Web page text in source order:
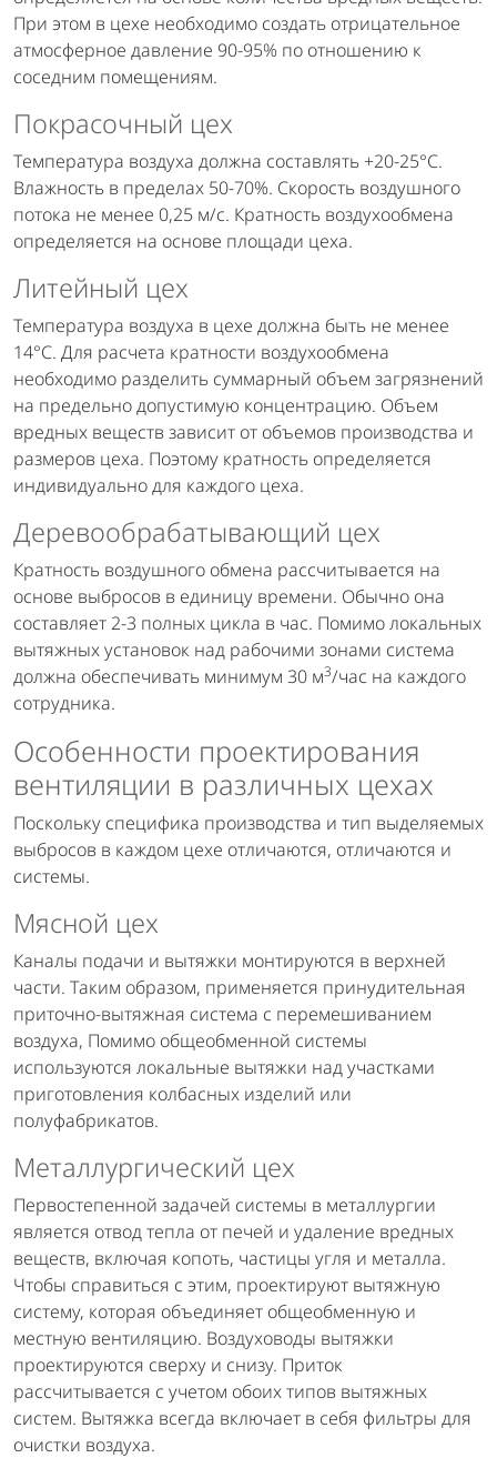
При этом в цехе необходимо создать отрицательное
атмосферное давление 90-95% по отношению к
соседним помещениям.
Покрасочный цех
Температура воздуха должна составлять +20-25°C.
Влажность в пределах 50-70%. Скорость воздушного
потока не менее 0,25 м/с. Кратность воздухообмена
определяется на основе площади цеха.
Литейный цех
Температура воздуха в цехе должна быть не менее
14°C. Для расчета кратности воздухообмена
необходимо разделить суммарный объем загрязнений
на предельно допустимую концентрацию. Объем
вредных веществ зависит от объемов производства и
размеров цеха. Поэтому кратность определяется
индивидуально для каждого цеха.
Деревообрабатывающий цех
Кратность воздушного обмена рассчитывается на
основе выбросов в единицу времени. Обычно она
составляет 2-3 полных цикла в час. Помимо локальных
вытяжных установок над рабочими зонами система
должна обеспечивать минимум 30 м3/час на каждого
сотрудника.
Особенности проектирования
вентиляции в различных цехах
Поскольку специфика производства и тип выделяемых
выбросов в каждом цехе отличаются, отличаются и
системы.
Мясной цех
Каналы подачи и вытяжки монтируются в верхней
части. Таким образом, применяется принудительная
приточно-вытяжная система с перемешиванием
воздуха, Помимо общеобменной системы
используются локальные вытяжки над участками
приготовления колбасных изделий или
полуфабрикатов.
Металлургический цех
Первостепенной задачей системы в металлургии
является отвод тепла от печей и удаление вредных
веществ, включая копоть, частицы угля и металла.
Чтобы справиться с этим, проектируют вытяжную
систему, которая объединяет общеобменную и
местную вентиляцию. Воздуховоды вытяжки
проектируются сверху и снизу. Приток
рассчитывается с учетом обоих типов вытяжных
систем. Вытяжка всегда включает в себя фильтры для
очистки воздуха.